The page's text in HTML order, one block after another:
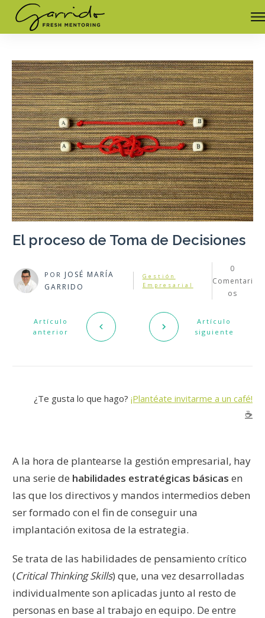
El proceso de Toma de Decisiones
POR JOSÉ MARÍA
GARRIDO
Gestión
Empresarial
0
Comentari
os
Artículo
anterior
Artículo
siguiente
¿Te gusta lo que hago? ¡Plantéate invitarme a un café!
☕️
A la hora de plantearse la gestión empresarial, hay
una serie de habilidades estratégicas básicas en
las que los directivos y mandos intermedios deben
ser formado con el fin de conseguir una
implantación exitosa de la estrategia.
Se trata de las habilidades de pensamiento crítico
(Critical Thinking Skills) que, una vez desarrolladas
individualmente son aplicadas junto al resto de
personas en base al trabajo en equipo. De entre